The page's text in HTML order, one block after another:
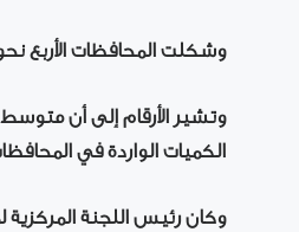
وشكلت المحافظات الأربع نحو 82% من إجمالي الكميات المتسلمة خلال شهر
الكميات الواردة في